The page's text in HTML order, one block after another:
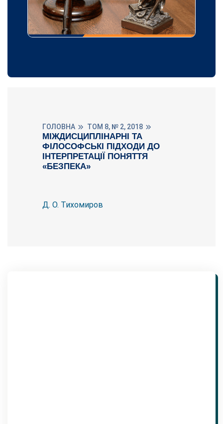
ГОЛОВНА ТОМ 8, № 2, 2018
МІЖДИСЦИПЛІНАРНІ ТА
ФІЛОСОФСЬКІ ПІДХОДИ ДО
ІНТЕРПРЕТАЦІЇ ПОНЯТТЯ
«БЕЗПЕКА»
Д. О. Тихомиров